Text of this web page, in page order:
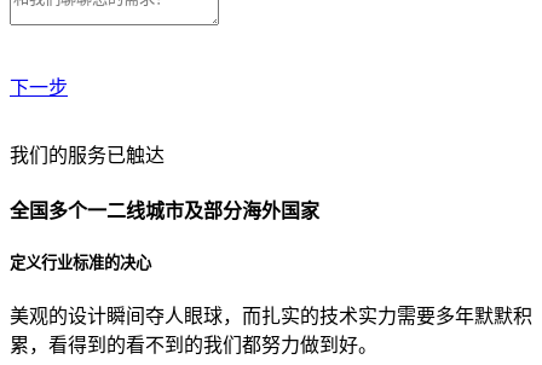
下一步
贵公司预算范围是？
贵公司的团队规模是？
目前主要的营销渠道是？
我们的服务已触达
全国多个一二线城市及部分海外国家
定义行业标准的决心
美观的设计瞬间夺人眼球，而扎实的技术实力需要多年默默积
累，看得到的看不到的我们都努力做到好。